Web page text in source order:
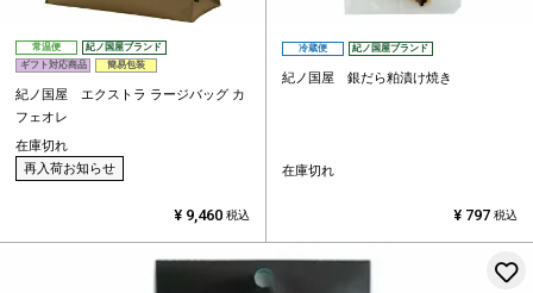
常温便
紀ノ国屋ブランド
ギフト対応商品
簡易包装
紀ノ国屋 エクストラ ラージバッグ カ
フェオレ
在庫切れ
再入荷お知らせ
¥ 9,460 税込
冷蔵便 紀ノ国屋ブランド
紀ノ国屋 銀だら粕漬け焼き
在庫切れ
¥ 797 税込